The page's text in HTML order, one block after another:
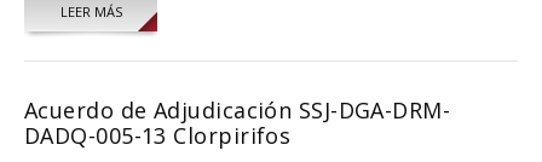
LEER MÁS
Acuerdo de Adjudicación SSJ-DGA-DRM-
DADQ-005-13 Clorpirifos